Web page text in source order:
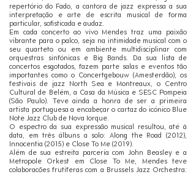
repertório do Fado, a cantora de jazz expressa a sua
interpretação e arte de escrita musical de forma
particular, sofisticada e audaz.
Em cada concerto ao vivo Mendes traz uma paixão
vibrante para o palco, seja na intimidade musical com o
seu quarteto ou em ambiente multidisciplinar com
orquestras sinfónicas e Big Bands. Da sua lista de
concertos esgotados, fazem parte salas e eventos tão
importantes como o Concertgebouw (Amesterdão), os
festivais de jazz North Sea e Montreaux, o Centro
Cultural de Belém, a Casa da Música e SESC Pompeia
(São Paulo). Teve ainda a honra de ser a primeira
artista portuguesa a encabeçar o cartaz do icónico Blue
Note Jazz Club de Nova Iorque.
O espectro da sua expressão musical resultou, até à
data, em três álbuns a solo: Along the Road (2012),
Innocentia (2015) e Close To Me (2019).
Além de sua estreita parceria com John Beasley e a
Metropole Orkest em Close To Me, Mendes teve
colaborações frutíferas com a Brussels Jazz Orchestra;